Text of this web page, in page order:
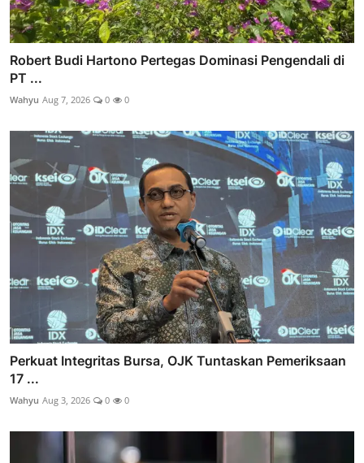
Robert Budi Hartono Pertegas Dominasi Pengendali di
PT ...
Wahyu Aug 7, 2026 0 0
Perkuat Integritas Bursa, OJK Tuntaskan Pemeriksaan
17 ...
Wahyu Aug 3, 2026 0 0